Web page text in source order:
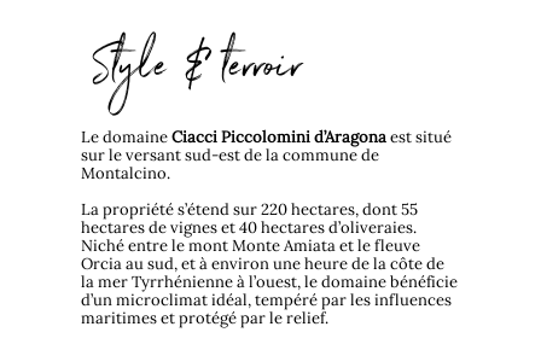
Style & terroir
Le domaineCiacci Piccolomini d’Aragona est situé
sur le versant sud-est de la commune de
Montalcino.
La propriété s’étend sur 220 hectares, dont 55
hectares de vignes et 40 hectares d’oliveraies.
Niché entre le mont Monte Amiata et le fleuve
Orcia au sud, et à environ une heure de la côte de
la mer Tyrrhénienne à l’ouest, le domaine bénéficie
d’un microclimat idéal, tempéré par les influences
maritimes et protégé par le relief.